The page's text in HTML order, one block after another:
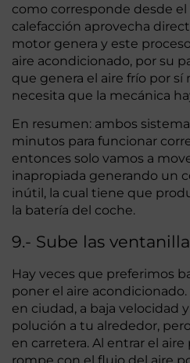
como corresponde desde
calefacción aprovecha
motor genera y este
aire acondicionado, por su
que genera el aire frío por
necesita que la mecánica
En resumen: ambos
minutos para funcionar
entonces solo vamos a
inapropiada generando un
inútil, la cual tiene que
la batería del coche.
9.- Sube las
Hay veces que preferimos
poner el aire
en ciudad, a baja velocidad
polución a tu alrededor,
en carretera. Al entrar el aire
rompe con el flujo del aire